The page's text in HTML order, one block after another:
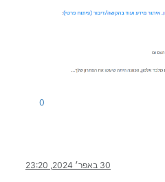
0
30 באפר׳ 2024, 23:20